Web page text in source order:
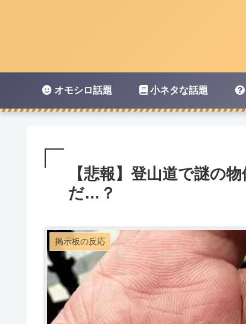
オモシロ話題 小ネタな話題
【悲報】登山道で謎の
だ…？
掲示板の反応